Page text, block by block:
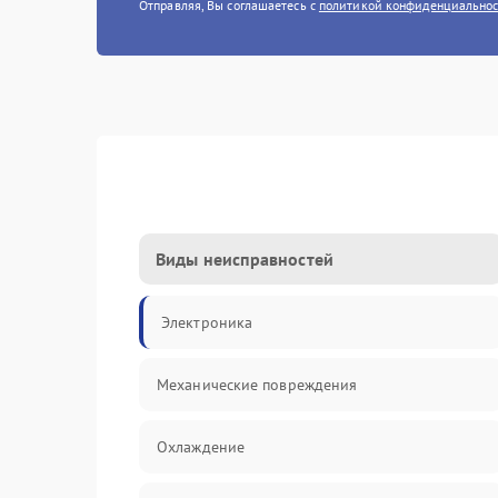
Отправляя, Вы соглашаетесь с политикой
Виды неисправностей
Электроника
Механические повреждения
Охлаждение